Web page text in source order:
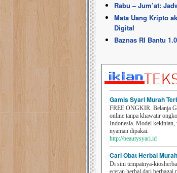
Rabu – Jum’at:
Mata Uang Kripto
Digital
Baznas RI Bantu
Gamis Syari Murah
FREE ONGKIR. Belanja
online tanpa khawatir
Indonesia. Model kekinian,
nyaman dipakai.
http://beautysyari.id
Cari Obat Herbal
Di sini tempatnya-
eceran herbal dari berbagai